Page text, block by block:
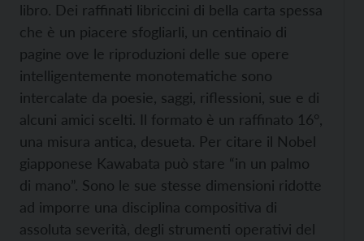
libro. Dei raffinati libriccini di bella carta spessa
che è un piacere sfogliarli, un centinaio di
pagine ove le riproduzioni delle sue opere
intelligentemente monotematiche sono
intercalate da poesie, saggi, riflessioni, sue e di
alcuni amici scelti. Il formato è un raffinato 16°,
una misura antica, desueta. Per citare il Nobel
giapponese Kawabata può stare “in un palmo
di mano”. Sono le sue stesse dimensioni ridotte
ad imporre una disciplina compositiva di
assoluta severità, degli strumenti operativi del